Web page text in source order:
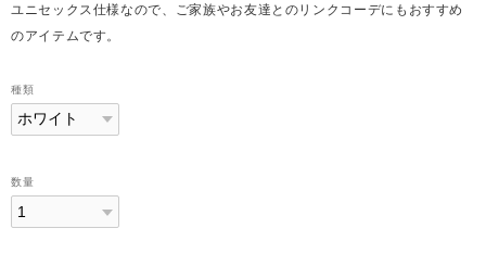
ユニセックス仕様なので、ご家族やお友達とのリンクコーデにもおすすめ
のアイテムです。
種類
数量